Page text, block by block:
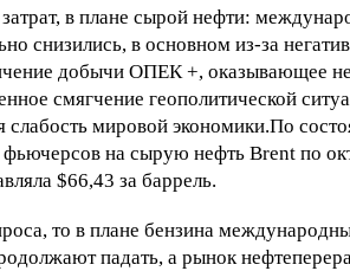
в плане сырой нефти:
снизились, в основном из-за
добычи ОПЕК +, оказывающее
смягчение геополитической
мировой экономики.По
фьючерсов на сырую нефть Brent по
$66,43 за баррель.
то в плане бензина
падать, а рынок